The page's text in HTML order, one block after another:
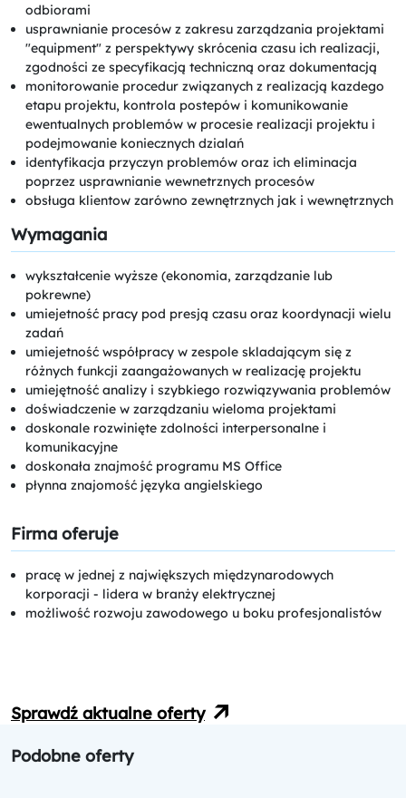
odbiorami
usprawnianie procesów z zakresu zarządzania projektami
"equipment" z perspektywy skrócenia czasu ich realizacji,
zgodności ze specyfikacją techniczną oraz dokumentacją
monitorowanie procedur związanych z realizacją kazdego
etapu projektu, kontrola postepów i komunikowanie
ewentualnych problemów w procesie realizacji projektu i
podejmowanie koniecznych dzialań
identyfikacja przyczyn problemów oraz ich eliminacja
poprzez usprawnianie wewnetrznych procesów
obsługa klientow zarówno zewnętrznych jak i wewnętrznych
Wymagania
wykształcenie wyższe (ekonomia, zarządzanie lub
pokrewne)
umiejetność pracy pod presją czasu oraz koordynacji wielu
zadań
umiejetność współpracy w zespole skladającym się z
różnych funkcji zaangażowanych w realizację projektu
umiejętność analizy i szybkiego rozwiązywania problemów
doświadczenie w zarządzaniu wieloma projektami
doskonale rozwinięte zdolności interpersonalne i
komunikacyjne
doskonała znajmość programu MS Office
płynna znajomość języka angielskiego
Firma oferuje
pracę w jednej z największych międzynarodowych
korporacji - lidera w branży elektrycznej
możliwość rozwoju zawodowego u boku profesjonalistów
Sprawdź aktualne oferty
Podobne oferty